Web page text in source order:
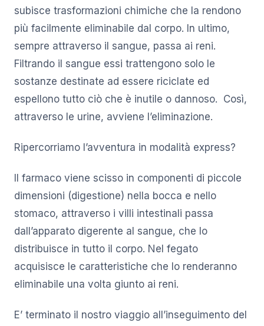
subisce trasformazioni chimiche che la rendono
più facilmente eliminabile dal corpo. In ultimo,
sempre attraverso il sangue, passa ai reni.
Filtrando il sangue essi trattengono solo le
sostanze destinate ad essere riciclate ed
espellono tutto ciò che è inutile o dannoso. Così,
attraverso le urine, avviene l’eliminazione.
Ripercorriamo l’avventura in modalità express?
Il farmaco viene scisso in componenti di piccole
dimensioni (digestione) nella bocca e nello
stomaco, attraverso i villi intestinali passa
dall’apparato digerente al sangue, che lo
distribuisce in tutto il corpo. Nel fegato
acquisisce le caratteristiche che lo renderanno
eliminabile una volta giunto ai reni.
E’ terminato il nostro viaggio all’inseguimento del